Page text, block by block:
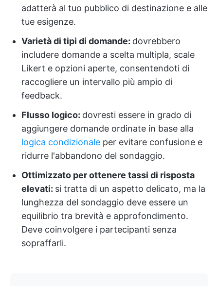
adatterà al tuo pubblico di destinazione e alle
tue esigenze.
Varietà di tipi di domande: dovrebbero
includere domande a scelta multipla, scale
Likert e opzioni aperte, consentendoti di
raccogliere un intervallo più ampio di
feedback.
Flusso logico: dovresti essere in grado di
aggiungere domande ordinate in base alla
logica condizionale per evitare confusione e
ridurre l'abbandono del sondaggio.
Ottimizzato per ottenere tassi di risposta
elevati: si tratta di un aspetto delicato, ma la
lunghezza del sondaggio deve essere un
equilibrio tra brevità e approfondimento.
Deve coinvolgere i partecipanti senza
sopraffarli.